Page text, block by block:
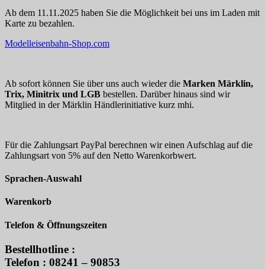
Ab dem 11.11.2025 haben Sie die Möglichkeit bei uns im Laden mit
Karte zu bezahlen.
Modelleisenbahn-Shop.com
Ab sofort können Sie über uns auch wieder die Marken Märklin,
Trix, Minitrix und LGB bestellen. Darüber hinaus sind wir
Mitglied in der Märklin Händlerinitiative kurz mhi.
Für die Zahlungsart PayPal berechnen wir einen Aufschlag auf die
Zahlungsart von 5% auf den Netto Warenkorbwert.
Sprachen-Auswahl
Warenkorb
Telefon & Öffnungszeiten
Bestellhotline :
Telefon : 08241 – 90853